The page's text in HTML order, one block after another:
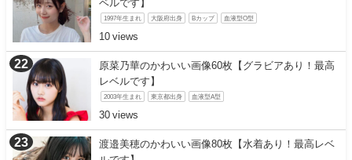
ベルです】
1997年生まれ 大阪府出身 Bカップ 血液型O型
10
原菜乃華のかわいい画像60枚【グラビアあり！最高
レベルです】
2003年生まれ 東京都出身 血液型A型
30
渡邉美穂のかわいい画像80枚【水着あり！最高レベ